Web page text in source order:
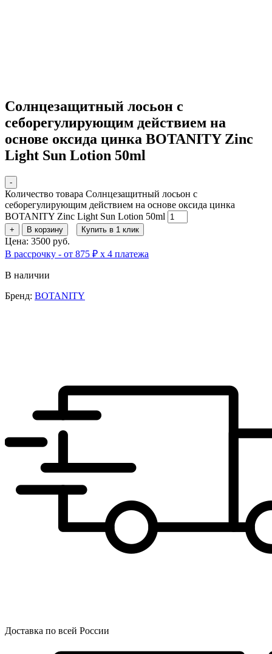
Солнцезащитный лосьон с
себорегулирующим действием на
основе оксида цинка BOTANITY Zinc
Light Sun Lotion 50ml
-
Количество товара Солнцезащитный лосьон с
себорегулирующим действием на основе оксида цинка
BOTANITY Zinc Light Sun Lotion 50ml
+ В корзину Купить в 1 клик
Цена: 3500 руб.
В рассрочку - от 875 ₽ х 4 платежа
В наличии
Бренд: BOTANITY
Доставка по всей России